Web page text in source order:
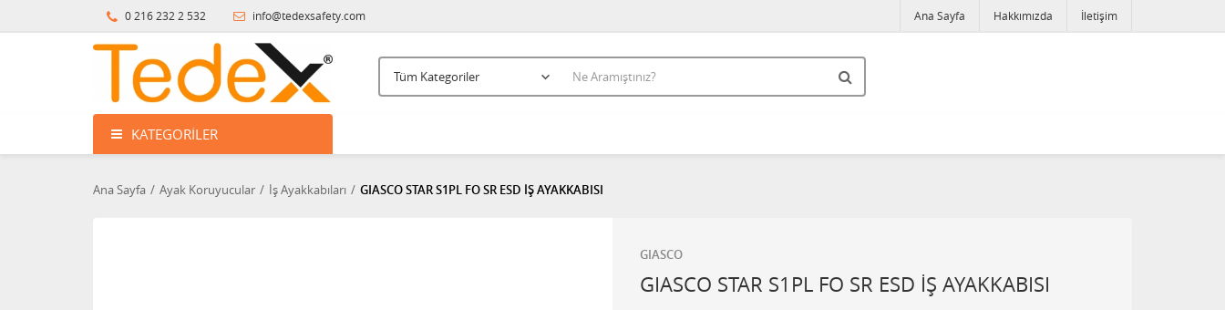
0 216 232 2 532 info@tedexsafety.com Ana Sayfa Hakkımızda İletişim
KATEGORILER
Ana Sayfa Ayak Koruyucular İş Ayakkabıları GIASCO STAR S1PL FO SR ESD İŞ AYAKKABISI
GIASCO
GIASCO STAR S1PL FO SR ESD İŞ AYAKKABISI